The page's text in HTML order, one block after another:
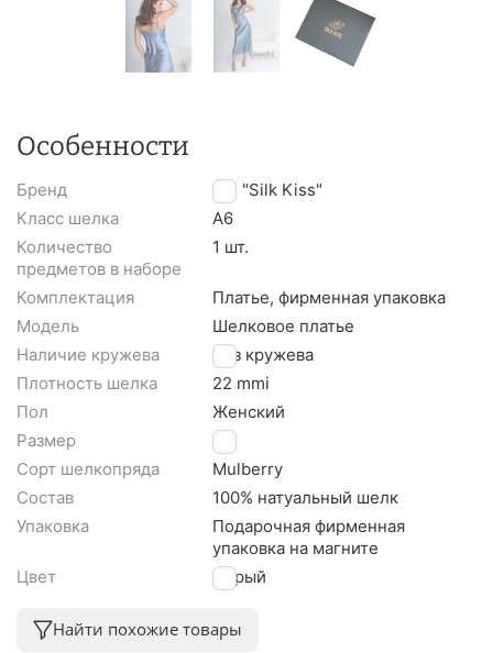
Особенности
Бренд
TM "Silk Kiss"
Класс шелка
A6
Количество
предметов в наборе
1 шт.
Комплектация
Платье, фирменная упаковка
Модель
Шелковое платье
Наличие кружева
Без кружева
Плотность шелка
22 mmi
Пол
Женский
Размер
L
Сорт шелкопряда
Mulberry
Состав
100% натуальный шелк
Упаковка
Подарочная фирменная
упаковка на магните
Цвет
Серый
Найти похожие товары